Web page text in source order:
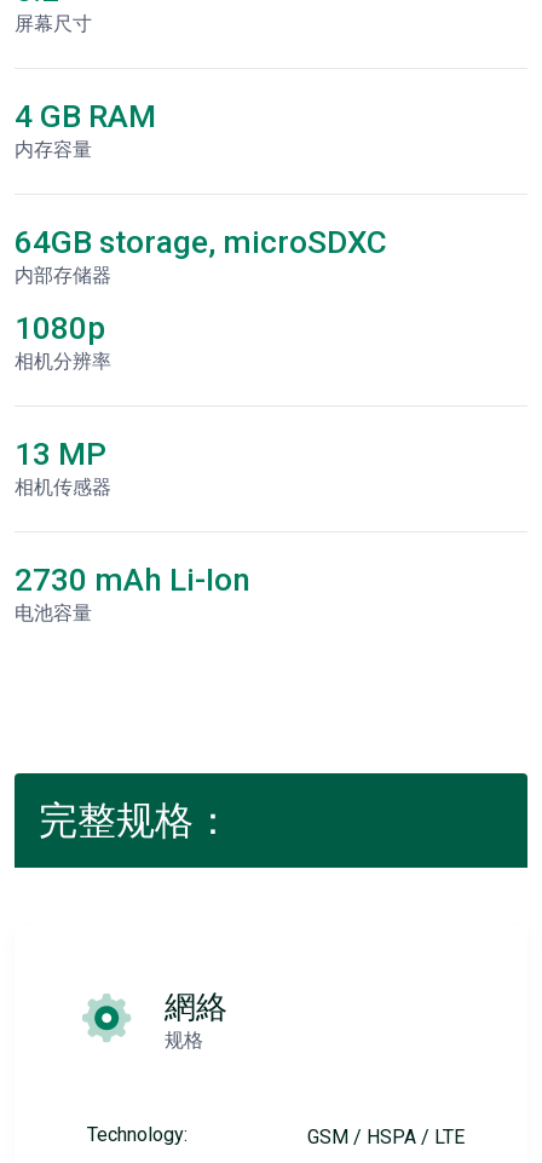
屏幕尺寸
4 GB RAM
内存容量
64GB storage, microSDXC
内部存储器
1080p
相机分辨率
13 MP
相机传感器
2730 mAh Li-Ion
电池容量
完整规格：
網絡
规格
Technology: GSM / HSPA / LTE